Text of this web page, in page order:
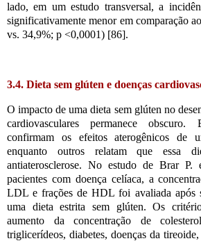
lado, em um estudo transversal, a
significativamente menor em comparação
vs. 34,9%; p <0,0001) [86].
3.4. Dieta sem glúten e doenças
O impacto de uma dieta sem glúten no
cardiovasculares permanece obscuro.
confirmam os efeitos aterogênicos de
enquanto outros relatam que essa
antiaterosclerose. No estudo de Brar
pacientes com doença celíaca, a
LDL e frações de HDL foi avaliada após
uma dieta estrita sem glúten. Os
aumento da concentração de
triglicerídeos, diabetes, doenças da